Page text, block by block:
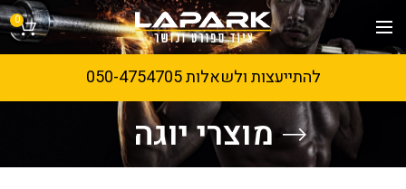
0
להתייעצות ולשאלות 050-4754705
מוצרי יוגה